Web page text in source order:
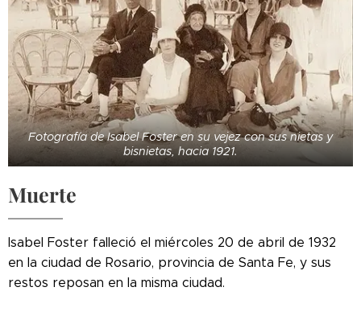
Fotografía de Isabel Foster en su vejez con sus nietas y
bisnietas, hacia 1921.
Muerte
Isabel Foster falleció el miércoles 20 de abril de 1932
en la ciudad de Rosario, provincia de Santa Fe, y sus
restos reposan en la misma ciudad.